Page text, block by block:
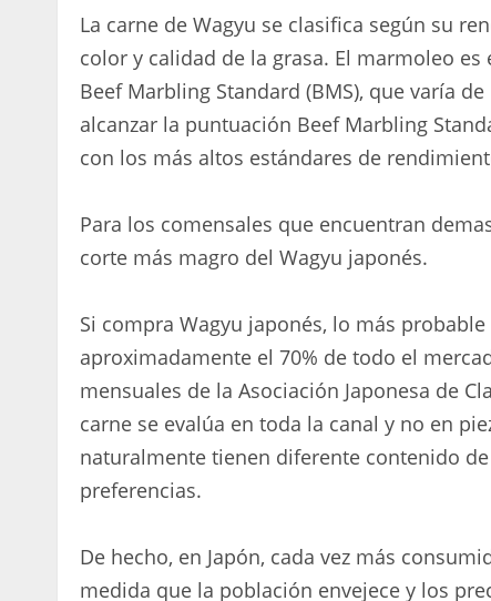
La carne de Wagyu se clasifica según su
color y calidad de la grasa. El marmoleo
Beef Marbling Standard (BMS), que varía
alcanzar la puntuación Beef Marbling
con los más altos estándares de
Para los comensales que encuentran
corte más magro del Wagyu japonés.
Si compra Wagyu japonés, lo más
aproximadamente el 70% de todo el
mensuales de la Asociación Japonesa de
carne se evalúa en toda la canal y no en
naturalmente tienen diferente contenido
preferencias.
De hecho, en Japón, cada vez más
medida que la población envejece y los